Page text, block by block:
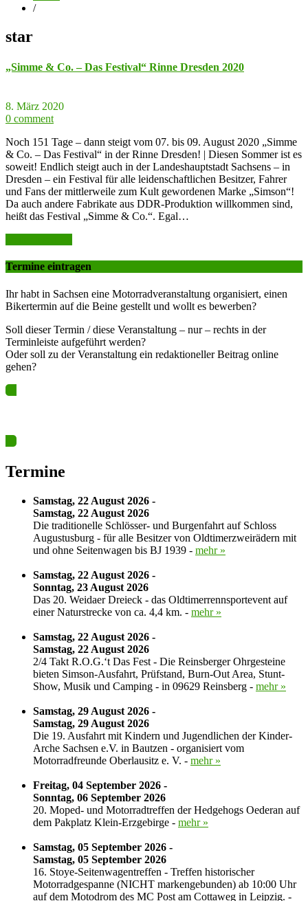
/
star
„Simme & Co. – Das Festival“ Rinne Dresden 2020
8. März 2020
0 comment
Noch 151 Tage – dann steigt vom 07. bis 09. August 2020 „Simme
& Co. – Das Festival“ in der Rinne Dresden! | Diesen Sommer ist es
soweit! Endlich steigt auch in der Landeshauptstadt Sachsens – in
Dresden – ein Festival für alle leidenschaftlichen Besitzer, Fahrer
und Fans der mittlerweile zum Kult gewordenen Marke „Simson“!
Da auch andere Fabrikate aus DDR-Produktion willkommen sind,
heißt das Festival „Simme & Co.“. Egal…
Termine eintragen
Ihr habt in Sachsen eine Motorradveranstaltung organisiert, einen
Bikertermin auf die Beine gestellt und wollt es bewerben?
Soll dieser Termin / diese Veranstaltung – nur – rechts in der
Terminleiste aufgeführt werden?
Oder soll zu der Veranstaltung ein redaktioneller Beitrag online
gehen?
Termine
Samstag, 22 August 2026 -
Samstag, 22 August 2026
Die traditionelle Schlösser- und Burgenfahrt auf Schloss
Augustusburg - für alle Besitzer von Oldtimerzweirädern mit
und ohne Seitenwagen bis BJ 1939 - mehr »
Samstag, 22 August 2026 -
Sonntag, 23 August 2026
Das 20. Weidaer Dreieck - das Oldtimerrennsportevent auf
einer Naturstrecke von ca. 4,4 km. - mehr »
Samstag, 22 August 2026 -
Samstag, 22 August 2026
2/4 Takt R.O.G.‘t Das Fest - Die Reinsberger Ohrgesteine
bieten Simson-Ausfahrt, Prüfstand, Burn-Out Area, Stunt-
Show, Musik und Camping - in 09629 Reinsberg - mehr »
Samstag, 29 August 2026 -
Samstag, 29 August 2026
Die 19. Ausfahrt mit Kindern und Jugendlichen der Kinder-
Arche Sachsen e.V. in Bautzen - organisiert vom
Motorradfreunde Oberlausitz e. V. - mehr »
Freitag, 04 September 2026 -
Sonntag, 06 September 2026
20. Moped- und Motorradtreffen der Hedgehogs Oederan auf
dem Pakplatz Klein-Erzgebirge - mehr »
Samstag, 05 September 2026 -
Samstag, 05 September 2026
16. Stoye-Seitenwagentreffen - Treffen historischer
Motorradgespanne (NICHT markengebunden) ab 10:00 Uhr
auf dem Motodrom des MC Post am Cottaweg in Leipzig. -